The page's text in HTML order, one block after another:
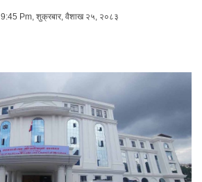
9:45 Pm, शुक्रबार, वैशाख २५, २०८३